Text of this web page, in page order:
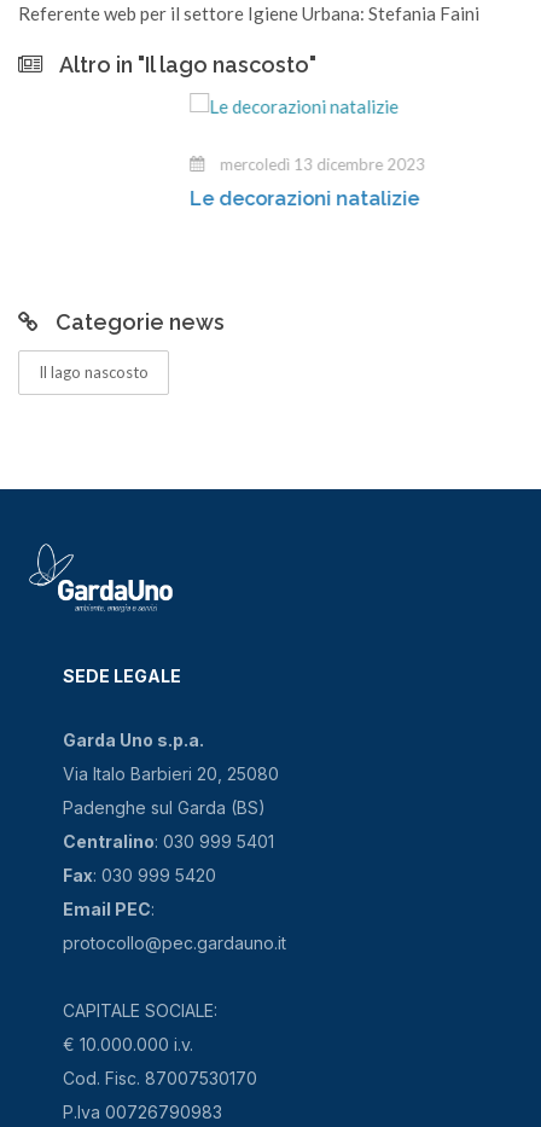
Referente web per il settore Igiene Urbana: Stefania Faini
Altro in "Il lago nascosto"
mercoledì 13 dicembre 2023
Le decorazioni natalizie
Categorie news
Il lago nascosto
SEDE LEGALE
Garda Uno s.p.a.
Via Italo Barbieri 20, 25080
Padenghe sul Garda (BS)
Centralino: 030 999 5401
Fax: 030 999 5420
Email PEC:
protocollo@pec.gardauno.it
CAPITALE SOCIALE:
€ 10.000.000 i.v.
Cod. Fisc. 87007530170
P.Iva 00726790983